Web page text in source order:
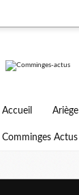
Accueil Ariège
Comminges